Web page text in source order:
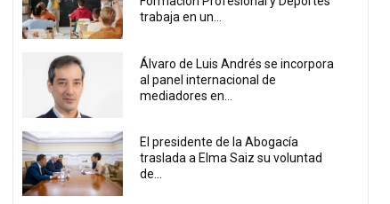
trabaja en un...
Álvaro de Luis Andrés se incorpora
al panel internacional de
mediadores en...
El presidente de la Abogacía
traslada a Elma Saiz su voluntad
de...